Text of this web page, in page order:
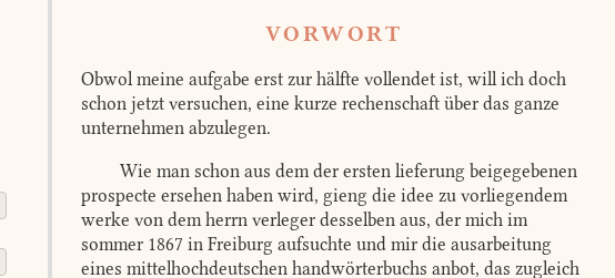
VORWORT
Obwol meine aufgabe erst zur hälfte vollendet ist, will ich doch
schon jetzt versuchen, eine kurze rechenschaft über das ganze
unternehmen abzulegen.
Wie man schon aus dem der ersten lieferung beigegebenen
prospecte ersehen haben wird, gieng die idee zu vorliegendem
werke von dem herrn verleger desselben aus, der mich im
sommer 1867 in Freiburg aufsuchte und mir die ausarbeitung
eines mittelhochdeutschen handwörterbuchs anbot, das zugleich